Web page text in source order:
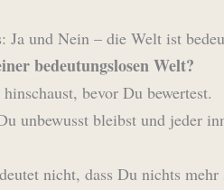
Ja und Nein – die Welt ist
bedeutungslosen Welt?
bevor Du bewertest.
unbewusst bleibst und jeder
nicht, dass Du nichts mehr